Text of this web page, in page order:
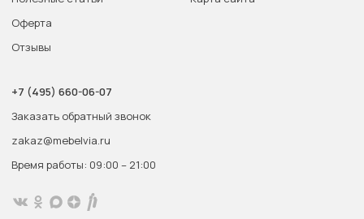
Оферта
Отзывы
+7 (495) 660-06-07
Заказать обратный звонок
zakaz@mebelvia.ru
Время работы: 09:00 – 21:00